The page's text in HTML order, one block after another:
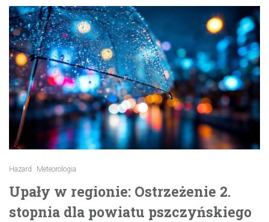
Hazard Meteorologia
Upały w regionie: Ostrzeżenie 2.
stopnia dla powiatu pszczyńskiego